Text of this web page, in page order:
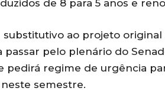
de 8 para 5 anos e
substitutivo ao projeto original
passar pelo plenário do
pedirá regime de urgência
semestre.